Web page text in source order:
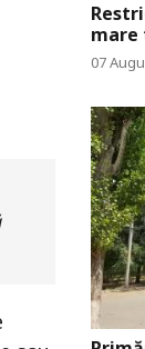
mare
07